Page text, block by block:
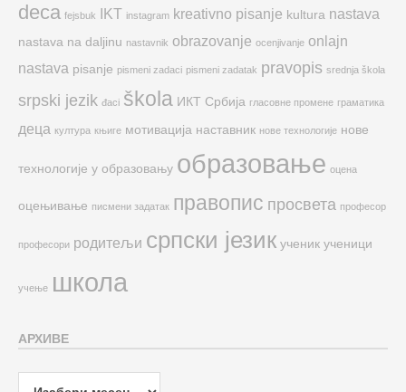
deca fejsbuk IKT instagram kreativno pisanje kultura nastava
nastava na daljinu nastavnik obrazovanje ocenjivanje onlajn
nastava pisanje pismeni zadaci pismeni zadatak pravopis srednja škola
srpski jezik đaci škola ИКТ Србија гласовне промене граматика
деца култура књиге мотивација наставник нове технологије нове
технологије у образовању образовање оцена
оцењивање писмени задатак правопис просвета професор
професори родитељи српски језик ученик ученици
учење школа
АРХИВЕ
Архиве